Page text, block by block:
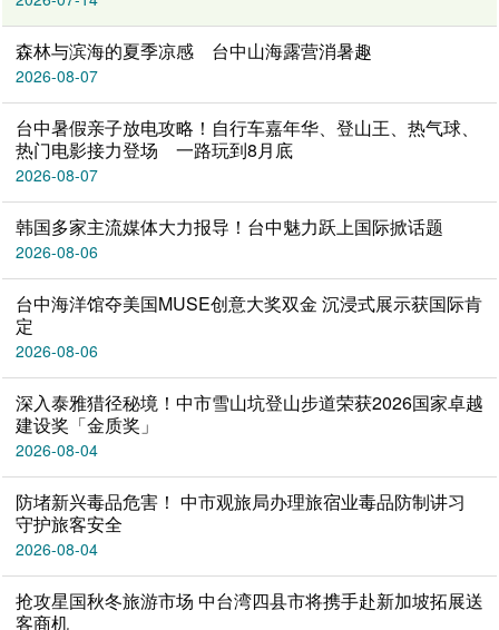
森林与滨海的夏季凉感 台中山海露营消暑趣
2026-08-07
台中暑假亲子放电攻略！自行车嘉年华、登山王、热气球、
热门电影接力登场 一路玩到8月底
2026-08-07
韩国多家主流媒体大力报导！台中魅力跃上国际掀话题
2026-08-06
台中海洋馆夺美国MUSE创意大奖双金 沉浸式展示获国际肯
定
2026-08-06
深入泰雅猎径秘境！中市雪山坑登山步道荣获2026国家卓越
建设奖「金质奖」
2026-08-04
防堵新兴毒品危害！ 中市观旅局办理旅宿业毒品防制讲习
守护旅客安全
2026-08-04
抢攻星国秋冬旅游市场 中台湾四县市将携手赴新加坡拓展送
客商机